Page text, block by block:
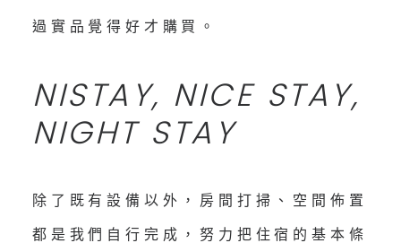
過實品覺得好才購買。
NISTAY, NICE STAY,
NIGHT STAY
除了既有設備以外，房間打掃、空間佈置
都是我們自行完成，努力把住宿的基本條